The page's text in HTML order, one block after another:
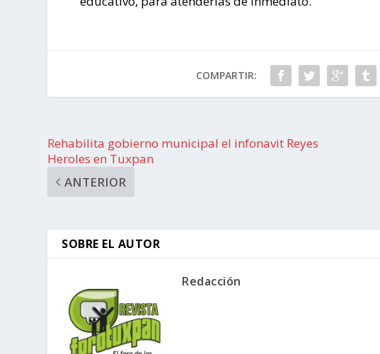
COMPARTIR:
Rehabilita gobierno municipal el infonavit Reyes
Heroles en Tuxpan
ANTERIOR
SOBRE EL AUTOR
Redacción